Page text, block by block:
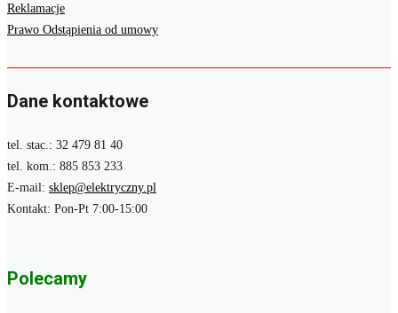
Reklamacje
Prawo Odstąpienia od umowy
Dane kontaktowe
tel. stac.: 32 479 81 40
tel. kom.: 885 853 233
E-mail: sklep@elektryczny.pl
Kontakt: Pon-Pt 7:00-15:00
Polecamy